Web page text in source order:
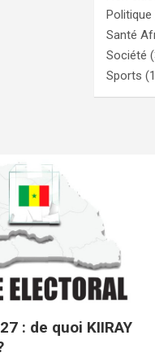
Politique
Santé
Société
Sports
: de quoi KIIRAY